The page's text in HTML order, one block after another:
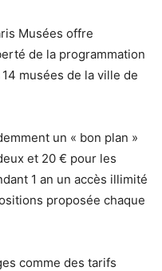
Musées offre
de la programmation
musées de la ville de
un « bon plan »
et 20 € pour les
1 an un accès illimité
proposée chaque
comme des tarifs